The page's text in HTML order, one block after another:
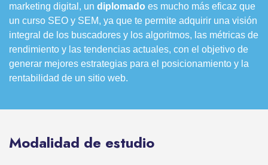
marketing digital, un diplomado es mucho más eficaz que
un curso SEO y SEM, ya que te permite adquirir una visión
integral de los buscadores y los algoritmos, las métricas de
rendimiento y las tendencias actuales, con el objetivo de
generar mejores estrategias para el posicionamiento y la
rentabilidad de un sitio web.
Modalidad de estudio